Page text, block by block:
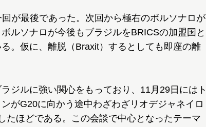
が最後であった。次回から極右のボルソナロが
ルソナロが今後もブラジルをBRICSの加盟国と
。仮に、離脱（Braxit）するとしても即座の離
ジルに強い関心をもっており、11月29日にはト
がG20に向かう途中わざわざリオデジャネイロ
たほどである。この会談で中心となったテーマ